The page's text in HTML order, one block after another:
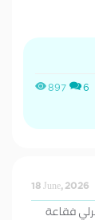
897 6
18 June, 2026
ظهرلي فقاعة